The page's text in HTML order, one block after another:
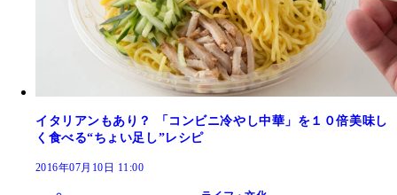
イタリアンもあり？ 「コンビニ冷やし中華」を１０倍美味し
く食べる“ちょい足し”レシピ
2016年07月10日 11:00